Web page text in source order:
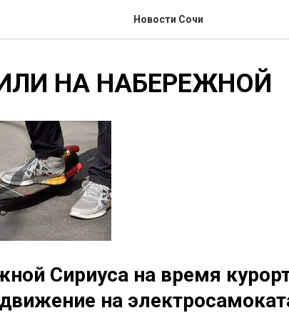
Новости Сочи
НА НАБЕРЕЖНОЙ
Сириуса на время
на